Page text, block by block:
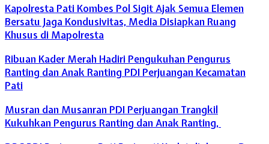
Kapolresta Pati Kombes Pol Sigit Ajak Semua Elemen
Bersatu Jaga Kondusivitas, Media Disiapkan Ruang
Khusus di Mapolresta
Ribuan Kader Merah Hadiri Pengukuhan Pengurus
Ranting dan Anak Ranting PDI Perjuangan Kecamatan
Pati
Musran dan Musanran PDI Perjuangan Trangkil
Kukuhkan Pengurus Ranting dan Anak Ranting,